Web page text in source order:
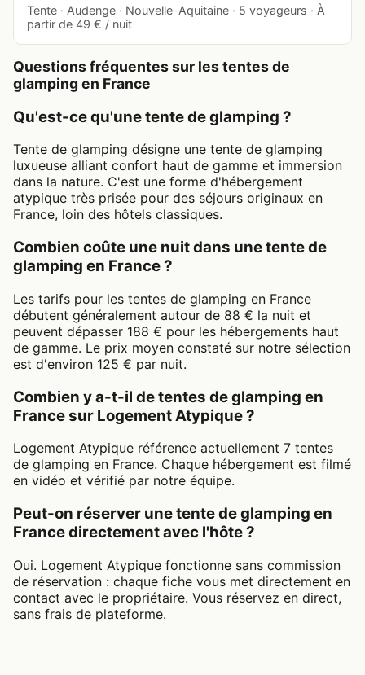
Tente · Audenge · Nouvelle-Aquitaine · 5 voyageurs · À
partir de 49 € / nuit
Questions fréquentes sur les tentes de
glamping en France
Qu'est-ce qu'une tente de glamping ?
Tente de glamping désigne une tente de glamping
luxueuse alliant confort haut de gamme et immersion
dans la nature. C'est une forme d'hébergement
atypique très prisée pour des séjours originaux en
France, loin des hôtels classiques.
Combien coûte une nuit dans une tente de
glamping en France ?
Les tarifs pour les tentes de glamping en France
débutent généralement autour de 88 € la nuit et
peuvent dépasser 188 € pour les hébergements haut
de gamme. Le prix moyen constaté sur notre sélection
est d'environ 125 € par nuit.
Combien y a-t-il de tentes de glamping en
France sur Logement Atypique ?
Logement Atypique référence actuellement 7 tentes
de glamping en France. Chaque hébergement est filmé
en vidéo et vérifié par notre équipe.
Peut-on réserver une tente de glamping en
France directement avec l'hôte ?
Oui. Logement Atypique fonctionne sans commission
de réservation : chaque fiche vous met directement en
contact avec le propriétaire. Vous réservez en direct,
sans frais de plateforme.